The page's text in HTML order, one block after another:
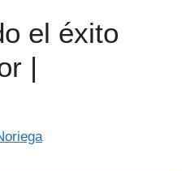
el éxito
|